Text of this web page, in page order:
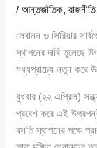
/আন্তর্জাতিক,রাজনীতি
লেবানন ও সিরিয়ার
স্থাপনের দাবি তুলেছে
মধ্যপ্রাচ্যে নতুন করে
বুধবার (২২ এপ্রিল)
প্রবেশ করে এই
বসতি স্থাপনের পক্ষে